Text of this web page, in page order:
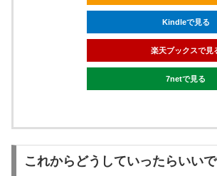
Kindleで見る
楽天ブックスで見
7netで見る
これからどうしていったらいい